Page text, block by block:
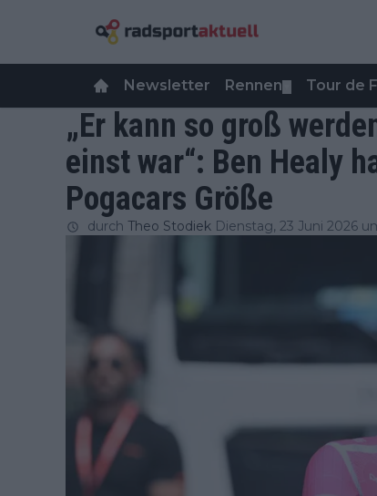
Newsletter Rennen Tour de
„Er kann so groß
einst war“: Ben Healy
Pogacars Größe
durch Theo Stodiek Dienstag, 23 Juni 2026